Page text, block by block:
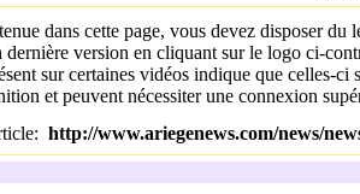
dans cette page, vous devez disposer du
dernière version en cliquant sur le logo ci-
sur certaines vidéos indique que celles-ci
et peuvent nécessiter une connexion
http://www.ariegenews.com/news/